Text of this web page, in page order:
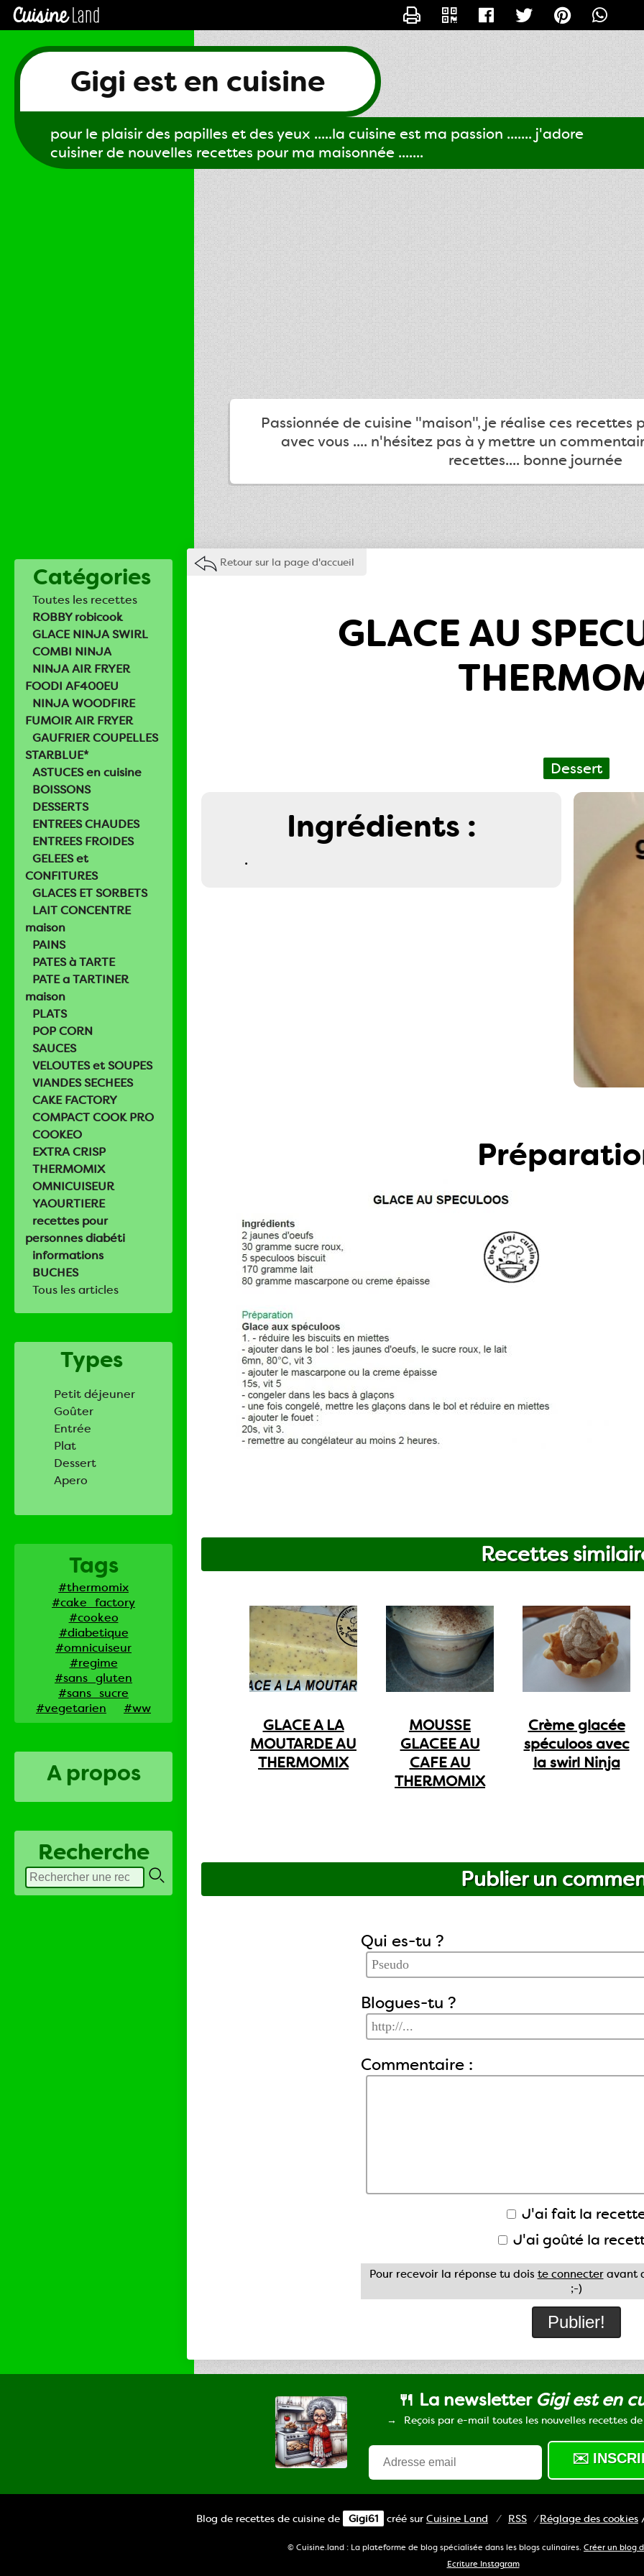
Gigi est en cuisine
pour le plaisir des papilles et des yeux .....la cuisine est ma passion ....... j'adore
cuisiner de nouvelles recettes pour ma maisonnée .......
Passionnée de cuisine "maison", je réalise ces recettes
avec vous .... n'hésitez pas à y mettre un
recettes.... bonne journée
Catégories
Toutes les recettes
ROBBY robicook
GLACE NINJA SWIRL
COMBI NINJA
NINJA AIR FRYER
FOODI AF400EU
NINJA WOODFIRE
FUMOIR AIR FRYER
GAUFRIER COUPELLES
STARBLUE*
ASTUCES en cuisine
BOISSONS
DESSERTS
ENTREES CHAUDES
ENTREES FROIDES
GELEES et
CONFITURES
GLACES ET SORBETS
LAIT CONCENTRE
maison
PAINS
PATES à TARTE
PATE a TARTINER
maison
PLATS
POP CORN
SAUCES
VELOUTES et SOUPES
VIANDES SECHEES
CAKE FACTORY
COMPACT COOK PRO
COOKEO
EXTRA CRISP
THERMOMIX
OMNICUISEUR
YAOURTIERE
recettes pour
personnes diabéti
informations
BUCHES
Tous les articles
Types
Petit déjeuner
Goûter
Entrée
Plat
Dessert
Apero
Tags
#thermomix
#cake_factory
#cookeo
#diabetique
#omnicuiseur
#regime
#sans_gluten
#sans_sucre
#vegetarien
#ww
A propos
Recherche
Retour sur la page d'accueil
GLACE AU
Dessert
Ingrédients :
.
Recettes
GLACE A LA
MOUTARDE AU
THERMOMIX
MOUSSE
GLACEE AU
CAFE AU
THERMOMIX
Crème glacée
spéculoos avec
la swirl Ninja
Publier un
Qui es-tu ?
Blogues-tu ?
Commentaire :
J'ai fait la
J'ai goûté la
Pour recevoir la réponse tu dois te connecteravant
;-)
🍴 La newsletter Gigi est en
Reçois par e-mail toutes les nouvelles recettes de
Blog de recettes de cuisine de Gigi61 créé sur Cuisine Land ⁄ RSS ⁄Réglage des cookies
© Cuisine.land : La plateforme de blog spécialisée dans les blogs culinaires. Créer un blog
Ecriture Instagram
CONTACTER GIGI61